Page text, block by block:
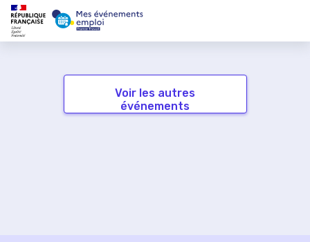
Voir les autres
événements